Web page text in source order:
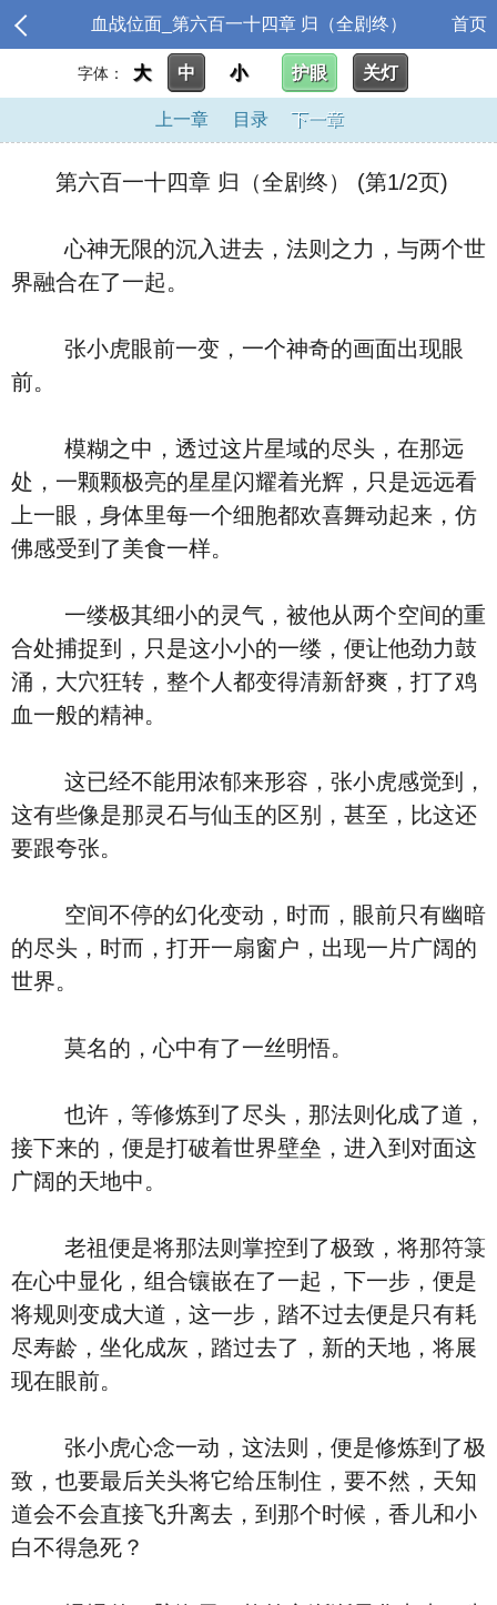
血战位面_第六百一十四章 归（全剧终） 首页
字体： 大 中 小 护眼 关灯
上一章 目录 下一章
第六百一十四章 归（全剧终） (第1/2页)
心神无限的沉入进去，法则之力，与两个世
界融合在了一起。
张小虎眼前一变，一个神奇的画面出现眼
前。
模糊之中，透过这片星域的尽头，在那远
处，一颗颗极亮的星星闪耀着光辉，只是远远看
上一眼，身体里每一个细胞都欢喜舞动起来，仿
佛感受到了美食一样。
一缕极其细小的灵气，被他从两个空间的重
合处捕捉到，只是这小小的一缕，便让他劲力鼓
涌，大穴狂转，整个人都变得清新舒爽，打了鸡
血一般的精神。
这已经不能用浓郁来形容，张小虎感觉到，
这有些像是那灵石与仙玉的区别，甚至，比这还
要跟夸张。
空间不停的幻化变动，时而，眼前只有幽暗
的尽头，时而，打开一扇窗户，出现一片广阔的
世界。
莫名的，心中有了一丝明悟。
也许，等修炼到了尽头，那法则化成了道，
接下来的，便是打破着世界壁垒，进入到对面这
广阔的天地中。
老祖便是将那法则掌控到了极致，将那符箓
在心中显化，组合镶嵌在了一起，下一步，便是
将规则变成大道，这一步，踏不过去便是只有耗
尽寿龄，坐化成灰，踏过去了，新的天地，将展
现在眼前。
张小虎心念一动，这法则，便是修炼到了极
致，也要最后关头将它给压制住，要不然，天知
道会不会直接飞升离去，到那个时候，香儿和小
白不得急死？